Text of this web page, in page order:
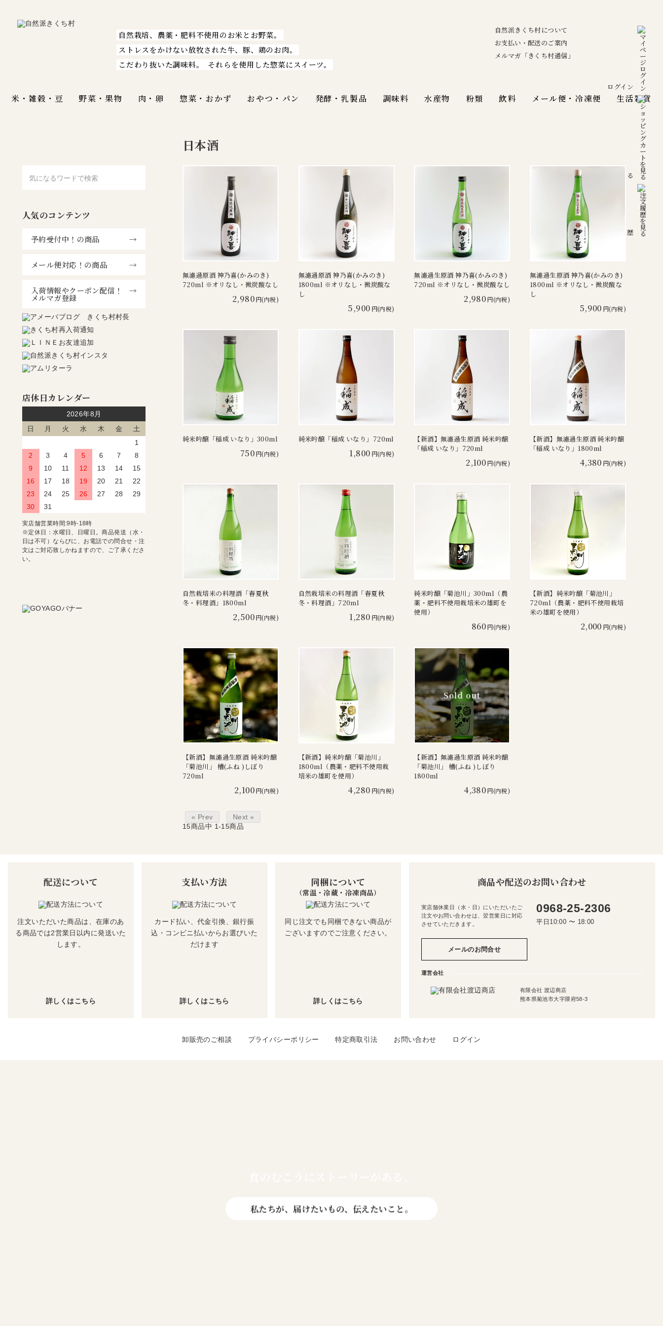
自然栽培、農薬・肥料不使用のお米とお野菜。
ストレスをかけない放牧された牛、豚、鶏のお肉。
こだわり抜いた調味料。
それらを使用した惣菜にスイーツ。
米・雑穀・豆 野菜・果物 肉・卵 惣菜・おかず おやつ・パン 発酵・乳製品 調味料 水産物 粉類 飲料 メール便・冷凍便 生活雑貨
自然派きくち村について
お支払い・配送のご案内
メルマガ「きくち村通信」
ログイン
カートを見る
注文履歴
日本酒
無濾過原酒 神乃喜(かみのき)
720ml ※オリなし・微炭酸なし
2,980円(内税)
無濾過原酒 神乃喜(かみのき)
1800ml ※オリなし・微炭酸な
し
5,900 円(内税)
無濾過生原酒 神乃喜(かみのき)
720ml ※オリなし・微炭酸なし
2,980円(内税)
無濾過生原酒 神乃喜(かみのき)
1800ml ※オリなし・微炭酸な
し
5,900 円(内税)
純米吟醸「稲成 いなり」300ml
750円(内税)
純米吟醸「稲成 いなり」720ml
1,800 円(内税)
【新酒】無濾過生原酒 純米吟醸
「稲成 いなり」720ml
2,100円(内税)
【新酒】無濾過生原酒 純米吟醸
「稲成 いなり」1800ml
4,380 円(内税)
自然栽培米の料理酒「春夏秋
冬・料理酒」1800ml
2,500円(内税)
自然栽培米の料理酒「春夏秋
冬・料理酒」720ml
1,280 円(内税)
純米吟醸「菊池川」300ml（農
薬・肥料不使用栽培米の雄町を
使用）
860円(内税)
【新酒】純米吟醸「菊池川」
720ml（農薬・肥料不使用栽培
米の雄町を使用）
2,000 円(内税)
【新酒】無濾過生原酒 純米吟醸
「菊池川」 槽(ふね )しぼり
720ml
2,100円(内税)
【新酒】純米吟醸「菊池川」
1800ml（農薬・肥料不使用栽
培米の雄町を使用）
4,280 円(内税)
【新酒】無濾過生原酒 純米吟醸
「菊池川」 槽(ふね )しぼり
1800ml
4,380円(内税)
« Prev
Next »
15商品中 1-15商品
人気のコンテンツ
予約受付中！の商品
メール便対応！の商品
入荷情報やクーポン配信！
メルマガ登録
店休日カレンダー
2026年8月
日
月 火 水 木 金
土
1
2
3 4 5 6 7
8
9
10 11 12 13 14
15
16
17 18 19 20 21
22
23
24 25 26 27 28
29
30
31
実店舗営業時間:9時-18時
※定休日：水曜日、日曜日。商品発送（水・
日は不可）ならびに、お電話での問合せ・注
文はご対応致しかねますので、ご了承くださ
い。
配送について
注文いただいた商品は、在庫のあ
る商品では2営業日以内に発送いた
します。
詳しくはこちら
支払い方法
カード払い、代金引換、銀行振
込・コンビニ払いからお選びいた
だけます
詳しくはこちら
同梱について
（常温・冷蔵・冷凍商品）
同じ注文でも同梱できない商品が
ございますのでご注意ください。
詳しくはこちら
商品や配送のお問い合わせ
実店舗休業日（水・日）にいただいたご
注文やお問い合わせは、翌営業日に対応
させていただきます。
0968-25-2306
平日10:00 〜 18:00
メールのお問合せ
運営会社
有限会社 渡辺商店
熊本県菊池市大字隈府58-3
卸販売のご相談 プライバシーポリシー 特定商取引法 お問い合わせ ログイン
私たちが、届けたいもの、伝えたいこと。